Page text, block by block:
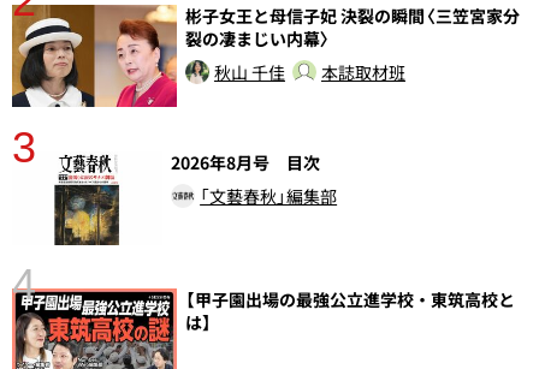
彬子女王と母信子妃 決裂の瞬間〈三笠宮家分
裂の凄まじい内幕〉
秋山 千佳
本誌取材班
3
2026年8月号 目次
「文藝春秋」編集部
4
【甲子園出場の最強公立進学校・東筑高校と
は】